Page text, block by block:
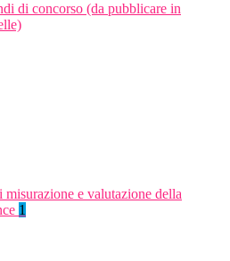
di concorso (da pubblicare in
misurazione e valutazione della
1